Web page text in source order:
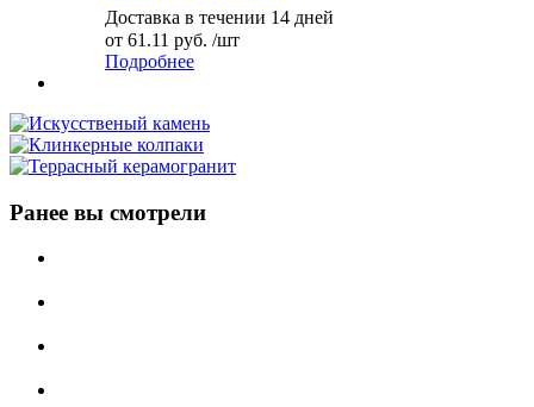
Доставка в течении 14 дней
от 61.11 руб. /шт
Подробнее
Ранее вы смотрели